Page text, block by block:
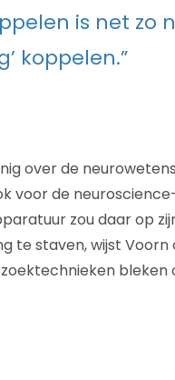
is net
koppelen.”
over de
voor de
zou daar op
te staven, wijst Voorn
bleken